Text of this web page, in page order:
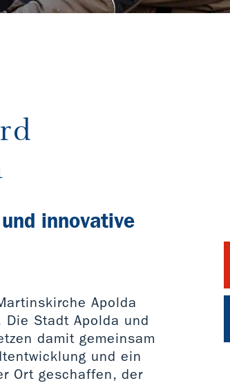
innovative
Apolda
Stadt Apolda und
damit gemeinsam
und ein
Ort geschaffen, der